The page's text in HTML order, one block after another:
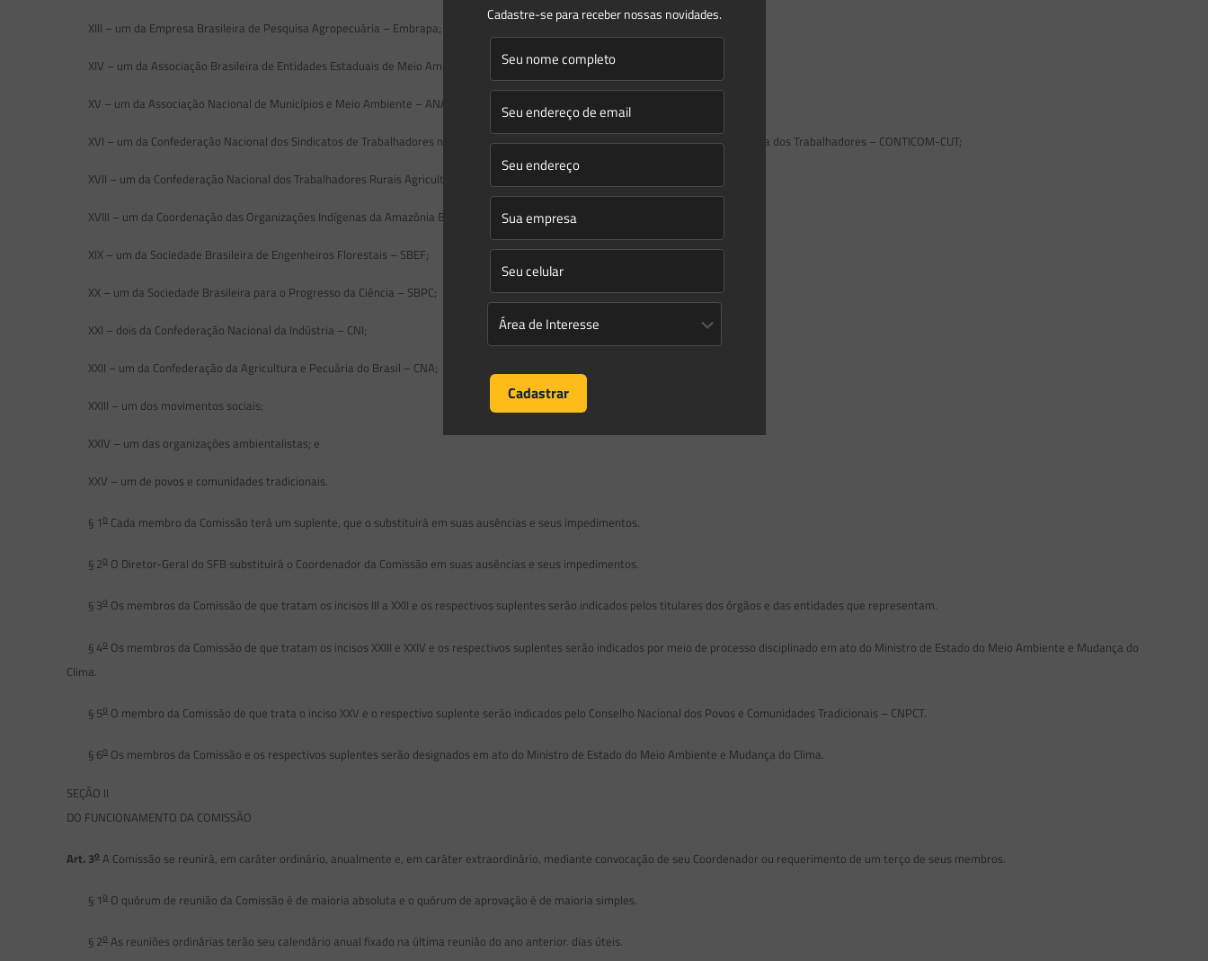
XIII – um da Empresa Brasileira de Pesquisa Agropecuária – Embrapa;
XIV – um da Associação Brasileira de Entidades Estaduais de Meio Ambiente – ABEMA;
XV – um da Associação Nacional de Municípios e Meio Ambiente – ANAMMA;
XVI – um da Confederação Nacional dos Sindicatos de Trabalhadores nas Indústrias da Construção e da Madeira filiados à Central Única dos Trabalhadores – CONTICOM-CUT;
XVII – um da Confederação Nacional dos Trabalhadores Rurais Agricultores e Agricultoras Familiares – CONTAG;
XVIII – um da Coordenação das Organizações Indígenas da Amazônia Brasileira – COIAB;
XIX – um da Sociedade Brasileira de Engenheiros Florestais – SBEF;
XX – um da Sociedade Brasileira para o Progresso da Ciência – SBPC;
XXI – dois da Confederação Nacional da Indústria – CNI;
XXII – um da Confederação da Agricultura e Pecuária do Brasil – CNA;
XXIII – um dos movimentos sociais;
XXIV – um das organizações ambientalistas; e
XXV – um de povos e comunidades tradicionais.
§ 1o Cada membro da Comissão terá um suplente, que o substituirá em suas ausências e seus impedimentos.
§ 2o O Diretor-Geral do SFB substituirá o Coordenador da Comissão em suas ausências e seus impedimentos.
§ 3o Os membros da Comissão de que tratam os incisos III a XXII e os respectivos suplentes serão indicados pelos titulares dos órgãos e das entidades que representam.
§ 4o Os membros da Comissão de que tratam os incisos XXIII e XXIV e os respectivos suplentes serão indicados por meio de processo disciplinado em ato do Ministro de Estado do Meio Ambiente e Mudança do
Clima.
§ 5o O membro da Comissão de que trata o inciso XXV e o respectivo suplente serão indicados pelo Conselho Nacional dos Povos e Comunidades Tradicionais – CNPCT.
§ 6o Os membros da Comissão e os respectivos suplentes serão designados em ato do Ministro de Estado do Meio Ambiente e Mudança do Clima.
SEÇÃO II
DO FUNCIONAMENTO DA COMISSÃO
Art. 3o A Comissão se reunirá, em caráter ordinário, anualmente e, em caráter extraordinário, mediante convocação de seu Coordenador ou requerimento de um terço de seus membros.
§ 1o O quórum de reunião da Comissão é de maioria absoluta e o quórum de aprovação é de maioria simples.
§ 2o As reuniões ordinárias terão seu calendário anual fixado na última reunião do ano anterior. dias úteis.
Cadastre-se para receber nossas novidades.